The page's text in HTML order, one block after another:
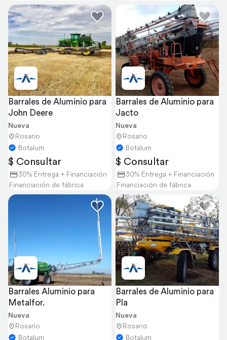
Barrales de Aluminio para
John Deere
Nueva
Rosario
Botalum
$ Consultar
30% Entrega + Financiación
Financiación de fábrica
Barrales de Aluminio para
Jacto
Nueva
Rosario
Botalum
$ Consultar
30% Entrega + Financiación
Financiación de fábrica
Barrales Aluminio para
Metalfor.
Nueva
Rosario
Botalum
Barrales de Aluminio para
Pla
Nueva
Rosario
Botalum